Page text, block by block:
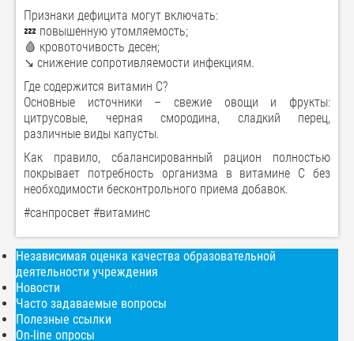
Признаки дефицита могут включать:
💤 повышенную утомляемость;
🩸 кровоточивость десен;
↘ снижение сопротивляемости инфекциям.
Где содержится витамин C?
Основные источники – свежие овощи и фрукты:
цитрусовые, черная смородина, сладкий перец,
различные виды капусты.
Как правило, сбалансированный рацион полностью
покрывает потребность организма в витамине C без
необходимости бесконтрольного приема добавок.
#санпросвет #витаминс
Независимая оценка качества образовательной
деятельности учреждения
Новости
Часто задаваемые вопросы
Полезные ссылки
On-line опросы